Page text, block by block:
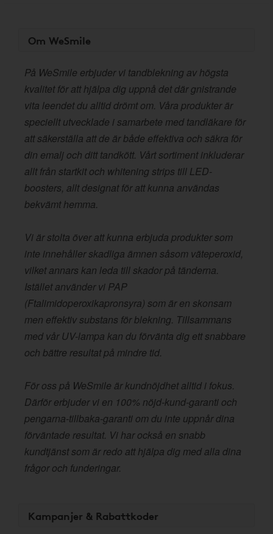
Om WeSmile
På WeSmile erbjuder vi tandblekning av högsta
kvalitet för att hjälpa dig uppnå det där gnistrande
vita leendet du alltid drömt om. Våra produkter är
speciellt utvecklade i samarbete med tandläkare för
att säkerställa att de är både effektiva och säkra för
din emalj och ditt tandkött. Vårt sortiment inkluderar
allt från startkit och whitening strips till LED-
boosters, allt designat för att kunna användas
bekvämt hemma.
Vi är stolta över att kunna erbjuda produkter som
inte innehåller skadliga ämnen såsom väteperoxid,
vilket annars kan leda till skador på tänderna.
Istället använder vi PAP
(Ftalimidoperoxikapronsyra) som är en skonsam
men effektiv substans för blekning. Tillsammans
med vår UV-lampa kan du förvänta dig ett snabbare
och bättre resultat på mindre tid.
För oss på WeSmile är kundnöjdhet alltid i fokus.
Därför erbjuder vi en 100% nöjd-kund-garanti och
pengarna-tillbaka-garanti om du inte uppnår dina
förväntade resultat. Vi har också en snabb
kundtjänst som är redo att hjälpa dig med alla dina
frågor och funderingar.
Kampanjer & Rabattkoder